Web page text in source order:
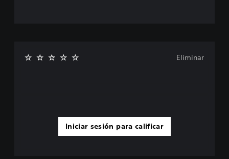
Iniciar sesión para calificar
Eliminar